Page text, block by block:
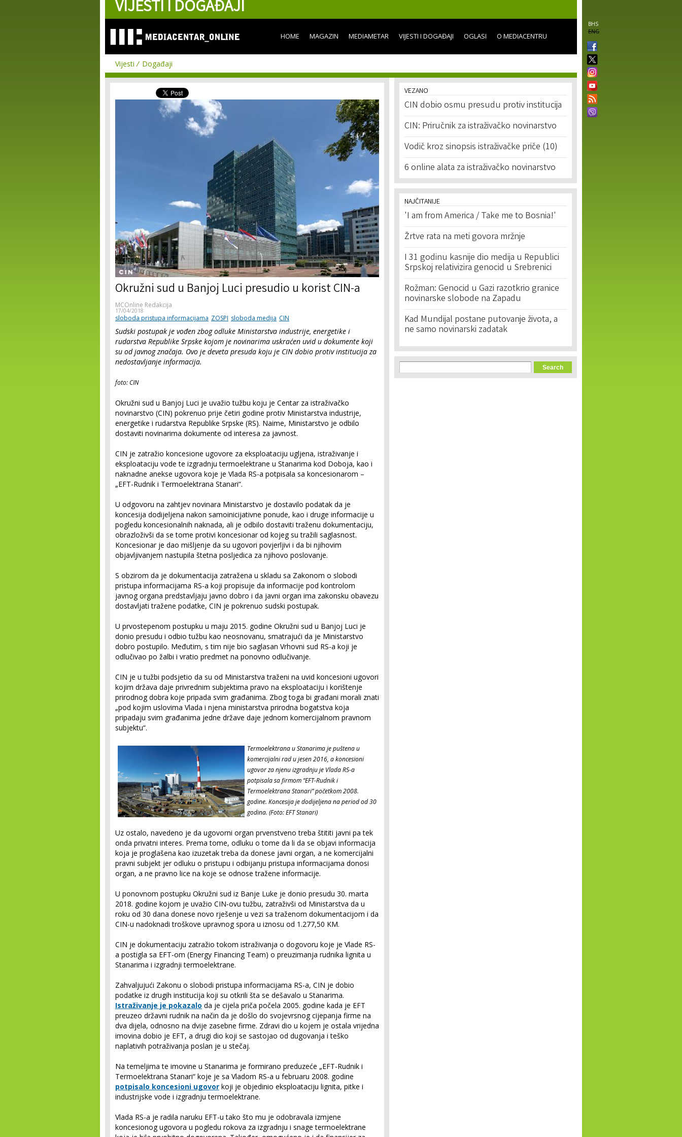
content
VIJESTI I DOGAĐAJI
BHS
ENG
HOME MAGAZIN MEDIAMETAR VIJESTI I DOGAĐAJI OGLASI O MEDIACENTRU
Vijesti Događaji
Okružni sud u Banjoj Luci presudio u korist CIN-a
MCOnline Redakcija
17/04/2018
sloboda pristupa informacijama ZOSPI sloboda medija CIN
Sudski postupak je vođen zbog odluke Ministarstva industrije, energetike i
rudarstva Republike Srpske kojom je novinarima uskraćen uvid u dokumente koji
su od javnog značaja. Ovo je deveta presuda koju je CIN dobio protiv institucija za
nedostavljanje informacija.
foto: CIN
Okružni sud u Banjoj Luci je uvažio tužbu koju je Centar za istraživačko
novinarstvo (CIN) pokrenuo prije četiri godine protiv Ministarstva industrije,
energetike i rudarstva Republike Srpske (RS). Naime, Ministarstvo je odbilo
dostaviti novinarima dokumente od interesa za javnost.
CIN je zatražio koncesione ugovore za eksploataciju ugljena, istraživanje i
eksploataciju vode te izgradnju termoelektrane u Stanarima kod Doboja, kao i
naknadne anekse ugovora koje je Vlada RS-a potpisala sa koncesionarom –
„EFT-Rudnik i Termoelektrana Stanari“.
U odgovoru na zahtjev novinara Ministarstvo je dostavilo podatak da je
koncesija dodijeljena nakon samoinicijativne ponude, kao i druge informacije u
pogledu koncesionalnih naknada, ali je odbilo dostaviti traženu dokumentaciju,
obrazloživši da se tome protivi koncesionar od kojeg su tražili saglasnost.
Koncesionar je dao mišljenje da su ugovori povjerljivi i da bi njihovim
objavljivanjem nastupila štetna posljedica za njihovo poslovanje.
S obzirom da je dokumentacija zatražena u skladu sa Zakonom o slobodi
pristupa informacijama RS-a koji propisuje da informacije pod kontrolom
javnog organa predstavljaju javno dobro i da javni organ ima zakonsku obavezu
dostavljati tražene podatke, CIN je pokrenuo sudski postupak.
U prvostepenom postupku u maju 2015. godine Okružni sud u Banjoj Luci je
donio presudu i odbio tužbu kao neosnovanu, smatrajući da je Ministarstvo
dobro postupilo. Međutim, s tim nije bio saglasan Vrhovni sud RS-a koji je
odlučivao po žalbi i vratio predmet na ponovno odlučivanje.
CIN je u tužbi podsjetio da su od Ministarstva traženi na uvid koncesioni ugovori
kojim država daje privrednim subjektima pravo na eksploataciju i korištenje
prirodnog dobra koje pripada svim građanima. Zbog toga bi građani morali znati
„pod kojim uslovima Vlada i njena ministarstva prirodna bogatstva koja
pripadaju svim građanima jedne države daje jednom komercijalnom pravnom
subjektu“.
Termoelektrana u Stanarima je puštena u
komercijalni rad u jesen 2016, a koncesioni
ugovor za njenu izgradnju je Vlada RS-a
potpisala sa firmom “EFT-Rudnik i
Termoelektrana Stanari” početkom 2008.
godine. Koncesija je dodijeljena na period od 30
godina. (Foto: EFT Stanari)
Uz ostalo, navedeno je da ugovorni organ prvenstveno treba štititi javni pa tek
onda privatni interes. Prema tome, odluku o tome da li da se objavi informacija
koja je proglašena kao izuzetak treba da donese javni organ, a ne komercijalni
pravni subjekt jer odluku o pristupu i odbijanju pristupa informacijama donosi
organ, a ne pravno lice na koje se odnose tražene informacije.
U ponovnom postupku Okružni sud iz Banje Luke je donio presudu 30. marta
2018. godine kojom je uvažio CIN-ovu tužbu, zatraživši od Ministarstva da u
roku od 30 dana donese novo rješenje u vezi sa traženom dokumentacijom i da
CIN-u nadoknadi troškove upravnog spora u iznosu od 1.277,50 KM.
CIN je dokumentaciju zatražio tokom istraživanja o dogovoru koje je Vlade RS-
a postigla sa EFT-om (Energy Financing Team) o preuzimanja rudnika lignita u
Stanarima i izgradnji termoelektrane.
Zahvaljujući Zakonu o slobodi pristupa informacijama RS-a, CIN je dobio
podatke iz drugih institucija koji su otkrili šta se dešavalo u Stanarima.
Istraživanje je pokazalo da je cijela priča počela 2005. godine kada je EFT
preuzeo državni rudnik na način da je došlo do svojevrsnog cijepanja firme na
dva dijela, odnosno na dvije zasebne firme. Zdravi dio u kojem je ostala vrijedna
imovina dobio je EFT, a drugi dio koji se sastojao od dugovanja i teško
naplativih potraživanja poslan je u stečaj.
Na temeljima te imovine u Stanarima je formirano preduzeće „EFT-Rudnik i
Termoelektrana Stanari“ koje je sa Vladom RS-a u februaru 2008. godine
potpisalo koncesioni ugovor koji je objedinio eksploataciju lignita, pitke i
industrijske vode i izgradnju termoelektrane.
Vlada RS-a je radila naruku EFT-u tako što mu je odobravala izmjene
koncesionog ugovora u pogledu rokova za izgradnju i snage termoelektrane
VEZANO
CIN dobio osmu presudu protiv institucija
CIN: Priručnik za istraživačko novinarstvo
Vodič kroz sinopsis istraživačke priče (10)
6 online alata za istraživačko novinarstvo
NAJČITANIJE
'I am from America / Take me to Bosnia!'
Žrtve rata na meti govora mržnje
I 31 godinu kasnije dio medija u Republici
Srpskoj relativizira genocid u Srebrenici
Rožman: Genocid u Gazi razotkrio granice
novinarske slobode na Zapadu
Kad Mundijal postane putovanje života, a
ne samo novinarski zadatak
Search form
Search